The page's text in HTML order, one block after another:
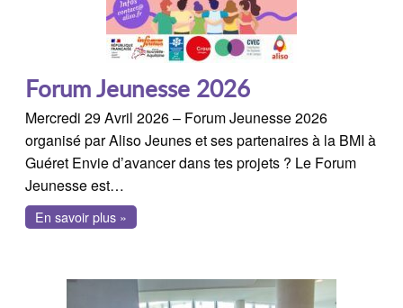
Forum Jeunesse 2026
Mercredi 29 Avril 2026 – Forum Jeunesse 2026
organisé par Aliso Jeunes et ses partenaires à la BMI à
Guéret Envie d’avancer dans tes projets ? Le Forum
Jeunesse est…
En savoir plus »